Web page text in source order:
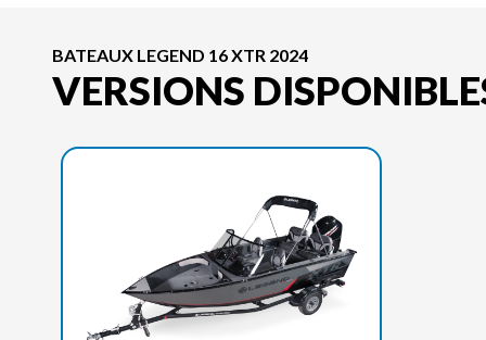
BATEAUX LEGEND 16 XTR 2024
VERSIONS